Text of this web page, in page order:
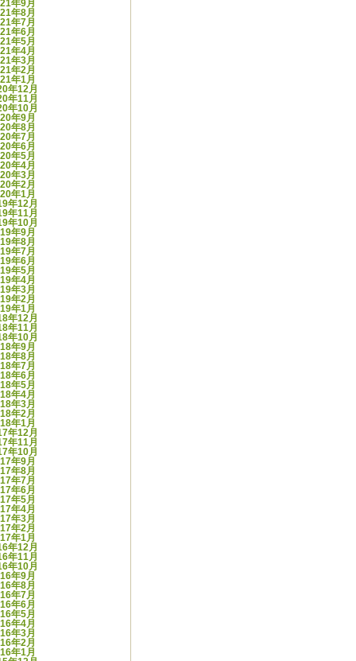
年9月
年8月
年7月
年6月
年5月
年4月
年3月
年2月
年1月
年12月
年11月
年10月
年9月
年8月
年7月
年6月
年5月
年4月
年3月
年2月
年1月
年12月
年11月
年10月
年9月
年8月
年7月
年6月
年5月
年4月
年3月
年2月
年1月
年12月
年11月
年10月
年9月
年8月
年7月
年6月
年5月
年4月
年3月
年2月
年1月
年12月
年11月
年10月
年9月
年8月
年7月
年6月
年5月
年4月
年3月
年2月
年1月
年12月
年11月
年10月
年9月
年8月
年7月
年6月
年5月
年4月
年3月
年2月
年1月